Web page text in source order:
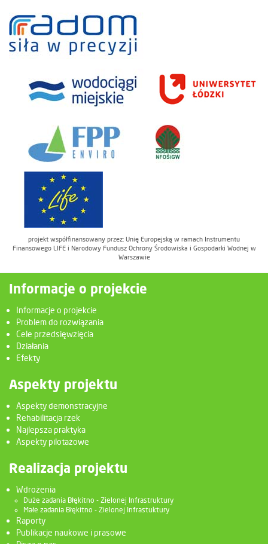
projekt współfinansowany przez: Unię Europejską w ramach Instrumentu
Finansowego LIFE i Narodowy Fundusz Ochrony Środowiska i Gospodarki Wodnej w
Warszawie
Informacje o projekcie
Informacje o projekcie
Problem do rozwiązania
Cele przedsięwzięcia
Działania
Efekty
Aspekty projektu
Aspekty demonstracyjne
Rehabilitacja rzek
Najlepsza praktyka
Aspekty pilotażowe
Realizacja projektu
Wdrożenia
Duże zadania Błękitno - Zielonej Infrastruktury
Małe zadania Błękitno - Zielonej Infrastuktury
Raporty
Publikacje naukowe i prasowe